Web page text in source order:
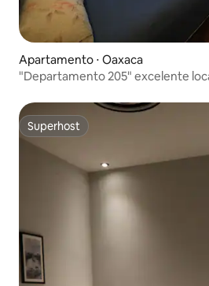
Apartamento ⋅ Oaxaca
"Departamento 205" excelente
Superhost
Superhost